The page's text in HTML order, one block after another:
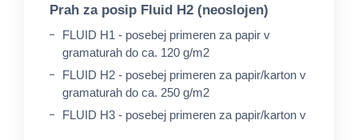
Prah za posip Fluid H2 (neoslojen)
FLUID H1 - posebej primeren za papir v
gramaturah do ca. 120 g/m2
FLUID H2 - posebej primeren za papir/karton v
gramaturah do ca. 250 g/m2
FLUID H3 - posebej primeren za papir/karton v